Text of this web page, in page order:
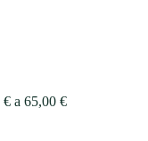
€ a 65,00 €